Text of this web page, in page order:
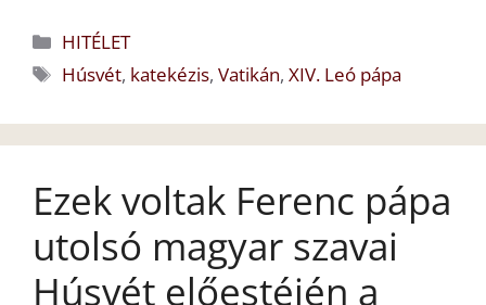
Kategória
HITÉLET
Címkék
Húsvét, katekézis,Vatikán,XIV. Leó pápa
Ezek voltak Ferenc pápa
utolsó magyar szavai
Húsvét előestéjén a